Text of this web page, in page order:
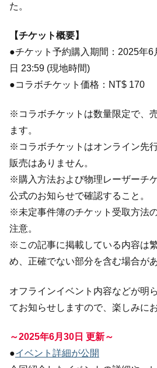
た。
【チケット概要】
●チケット予約購入期間：2025年
日 23:59 (現地時間)
●コラボチケット価格：NT$ 170
※コラボチケットは数量限定で、
ます。
※コラボチケットはオンライン先
販売はありません。
※購入方法および物理レーザーチ
公式のお知らせで確認すること。
※未定事件簿のチケット受取方法
注意。
※この記事に掲載している内容は
め、正確でない部分を含む場合が
オフラインイベント内容などが明
てお知らせしますので、楽しみに
～2025年6月30日 更新～
●イベント詳細が公開